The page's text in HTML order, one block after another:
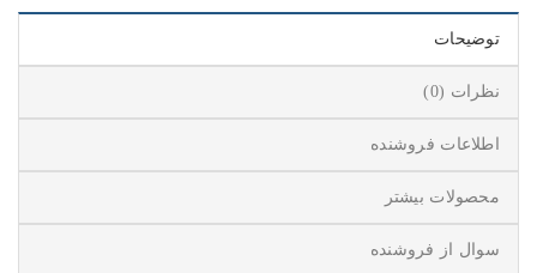
توضیحات
نظرات (0)
اطلاعات فروشنده
محصولات بیشتر
سوال از فروشنده